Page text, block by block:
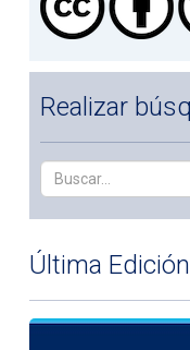
Realizar
Última Edición